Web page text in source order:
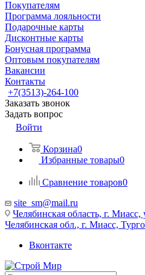
Покупателям
Программа лояльности
Подарочные карты
Дисконтные карты
Бонусная программа
Оптовым покупателям
Вакансии
Контакты
+7(3513)-264-100
Заказать звонок
Задать вопрос
Войти
Корзина0
Избранные товары0
Сравнение товаров0
site_sm@mail.ru
Челябинская область, г. Миасс,
Челябинская обл., г. Миасс,
Вконтакте